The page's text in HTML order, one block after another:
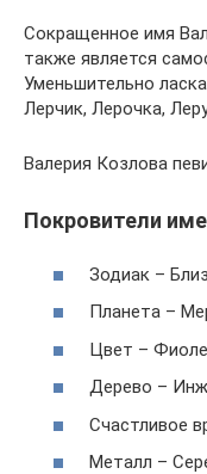
Сокращенное имя
также является
Уменьшительно
Лерчик, Лерочка,
Валерия Козлова
Покровители
Зодиак –
Планета –
Цвет –
Дерево –
Счастливое
Металл –